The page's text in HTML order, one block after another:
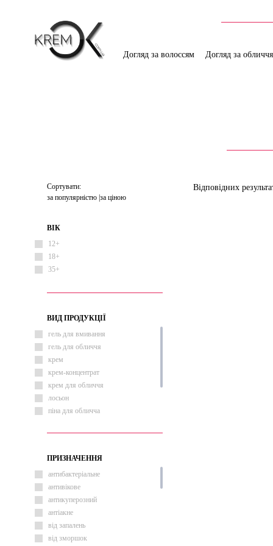
Догляд за волоссям Догляд за
Сортувати:
за популярністю за ціною
ВІК
12+
18+
35+
ВИД ПРОДУКЦІЇ
гель для вмивання
гель для обличчя
крем
крем-концентрат
крем для обличчя
лосьон
піна для обличча
ПРИЗНАЧЕННЯ
антибактеріальне
антивікове
антикуперозний
антіакне
від запалень
від зморшок
Відповідних